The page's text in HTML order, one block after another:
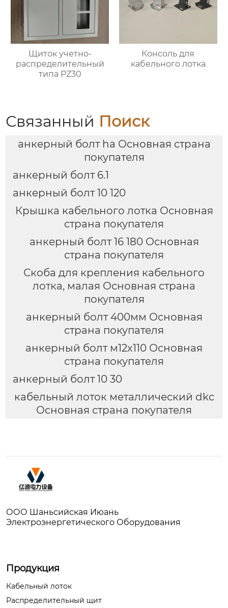
Щиток учетно-
распределительный
типа PZ30
Консоль для
кабельного лотка
Связанный Поиск
анкерный болт ha Основная страна
покупателя
анкерный болт 6.1
анкерный болт 10 120
Крышка кабельного лотка Основная
страна покупателя
анкерный болт 16 180 Основная
страна покупателя
Скоба для крепления кабельного
лотка, малая Основная страна
покупателя
анкерный болт 400мм Основная
страна покупателя
анкерный болт м12х110 Основная
страна покупателя
анкерный болт 10 30
кабельный лоток металлический dkc
Основная страна покупателя
ООО Шаньсийская Июань
Электроэнергетического Оборудования
Продукция
Кабельный лоток
Распределительный щит